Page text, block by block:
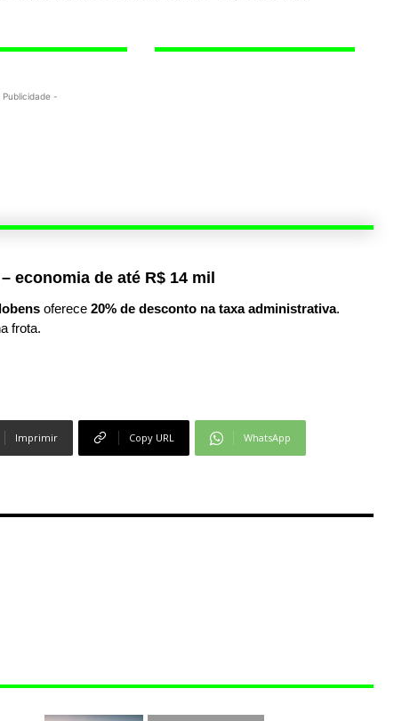
Publicidade -
economia de até R$ 14 mil
oferece 20% de desconto na taxa administrativa.
frota.
Imprimir Copy URL WhatsApp